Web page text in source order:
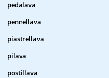
pedalava
pennellava
piastrellava
pilava
postillava